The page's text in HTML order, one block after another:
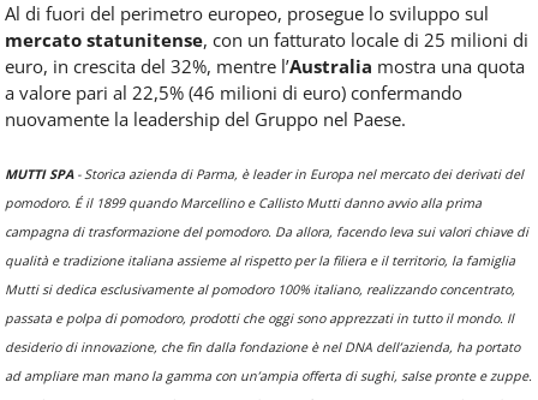
Al di fuori del perimetro europeo, prosegue lo sviluppo sul
mercato statunitense, con un fatturato locale di 25 milioni di
euro, in crescita del 32%, mentre l’Australia mostra una quota
a valore pari al 22,5% (46 milioni di euro) confermando
nuovamente la leadership del Gruppo nel Paese.
MUTTI SPA- Storica azienda di Parma, è leader in Europa nel mercato dei derivati del
pomodoro. É il 1899 quando Marcellino e Callisto Mutti danno avvio alla prima
campagna di trasformazione del pomodoro. Da allora, facendo leva sui valori chiave di
qualità e tradizione italiana assieme al rispetto per la filiera e il territorio, la famiglia
Mutti si dedica esclusivamente al pomodoro 100% italiano, realizzando concentrato,
passata e polpa di pomodoro, prodotti che oggi sono apprezzati in tutto il mondo. Il
desiderio di innovazione, che fin dalla fondazione è nel DNA dell’azienda, ha portato
ad ampliare man mano la gamma con un’ampia offerta di sughi, salse pronte e zuppe.